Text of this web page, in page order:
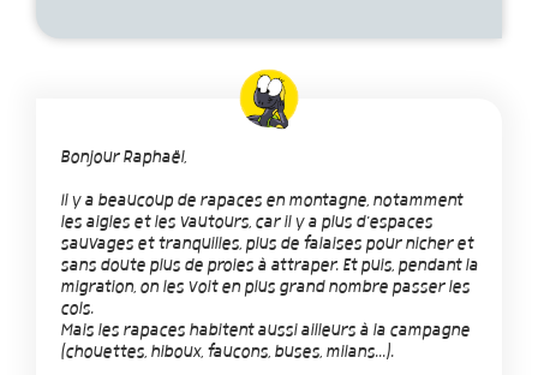
Bonjour Raphaël,
Il y a beaucoup de rapaces en montagne, notamment
les aigles et les vautours, car il y a plus d'espaces
sauvages et tranquilles, plus de falaises pour nicher et
sans doute plus de proies à attraper. Et puis, pendant la
migration, on les voit en plus grand nombre passer les
cols.
Mais les rapaces habitent aussi ailleurs à la campagne
(chouettes, hiboux, faucons, buses, milans...).